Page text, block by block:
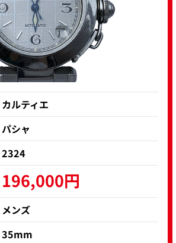
カルティエ
パシャ
2324
196,000円
メンズ
35mm